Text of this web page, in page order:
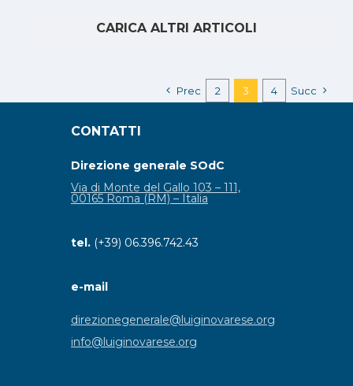
CARICA ALTRI ARTICOLI
Prec 2 3 4 Succ
CONTATTI
Direzione generale SOdC
Via di Monte del Gallo 103 – 111,
00165 Roma (RM) – Italia
tel. (+39) 06.396.742.43
e-mail
direzionegenerale@luiginovarese.org
info@luiginovarese.org